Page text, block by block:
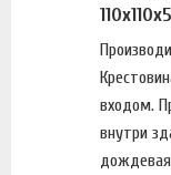
входом.
внутри
дождевая